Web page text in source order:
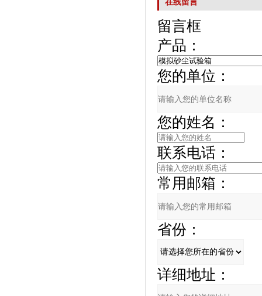
留言框
产品：
您的单位：
您的姓名：
联系电话：
常用邮箱：
省份：
详细地址：